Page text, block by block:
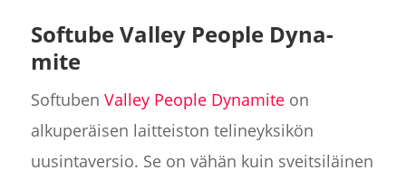
Softube Valley People Dyna-
mite
Softuben Valley People Dynamiteon
alkuperäisen laitteiston telineyksikön
uusintaversio. Se on vähän kuin sveitsiläinen